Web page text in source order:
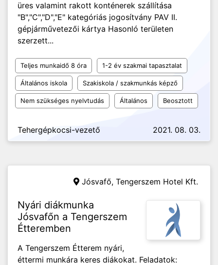
üres valamint rakott konténerek szállítása
"B","C","D","E" kategóriás jogosítvány PAV II.
gépjárművetezői kártya Hasonló területen
szerzett...
Teljes munkaidő 8 óra 1-2 év szakmai tapasztalat
Általános iskola Szakiskola / szakmunkás képző
Nem szükséges nyelvtudás Általános Beosztott
Tehergépkocsi-vezető 2021. 08. 03.
Jósvafő, Tengerszem Hotel Kft.
Nyári diákmunka
Jósvafőn a Tengerszem
Étteremben
A Tengerszem Étterem nyári,
éttermi munkára keres diákokat. Feladatok: